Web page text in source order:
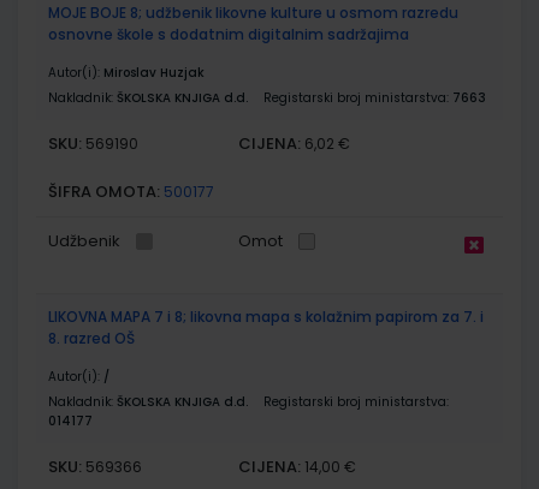
MOJE BOJE 8; udžbenik likovne kulture u osmom razredu
osnovne škole s dodatnim digitalnim sadržajima
Autor(i): Miroslav Huzjak
Nakladnik: ŠKOLSKA KNJIGA d.d. Registarski broj ministarstva: 7663
SKU: 569190 CIJENA: 6,02 €
ŠIFRA OMOTA: 500177
Udžbenik Omot
LIKOVNA MAPA 7 i 8; likovna mapa s kolažnim papirom za 7. i
8. razred OŠ
Autor(i): /
Nakladnik: ŠKOLSKA KNJIGA d.d.
Registarski broj ministarstva:
014177
SKU: 569366 CIJENA: 14,00 €